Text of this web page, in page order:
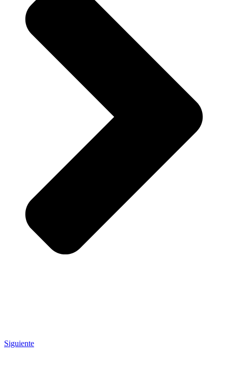
Siguiente